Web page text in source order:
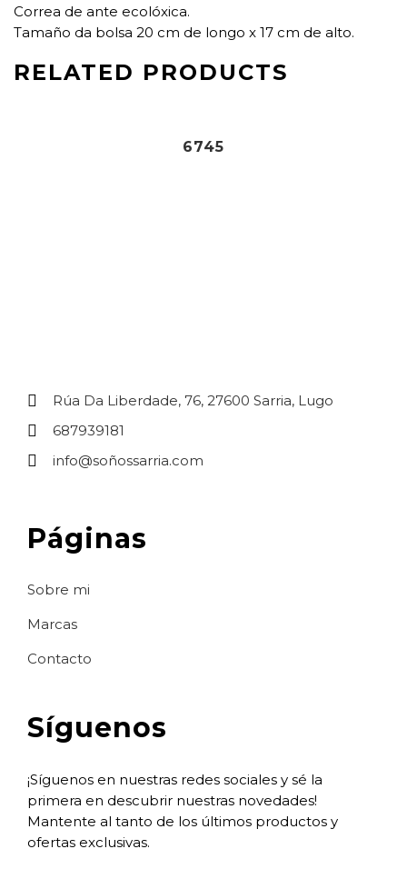
Correa de ante ecolóxica.
Tamaño da bolsa 20 cm de longo x 17 cm de alto.
RELATED PRODUCTS
6745
Rúa Da Liberdade, 76, 27600 Sarria, Lugo
687939181
info@soñossarria.com
Páginas
Sobre mi
Marcas
Contacto
Síguenos
¡Síguenos en nuestras redes sociales y sé la
primera en descubrir nuestras novedades!
Mantente al tanto de los últimos productos y
ofertas exclusivas.